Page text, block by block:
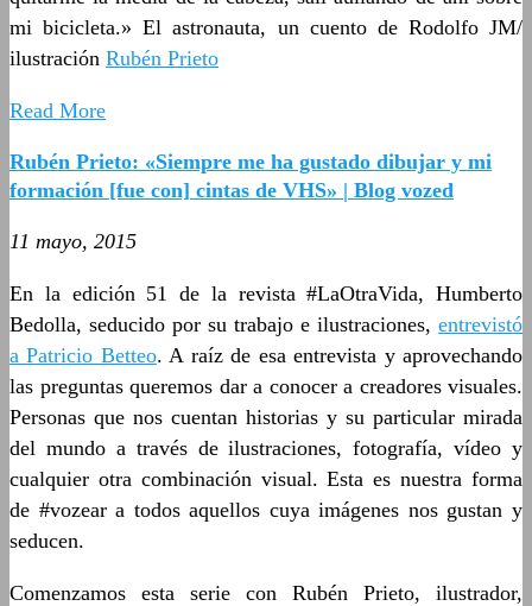
mi bicicleta.» El astronauta, un cuento de Rodolfo JM/
ilustración Rubén Prieto
Read More
Rubén Prieto: «Siempre me ha gustado dibujar y mi
formación [fue con] cintas de VHS» | Blog vozed
11 mayo, 2015
En la edición 51 de la revista #LaOtraVida, Humberto
Bedolla, seducido por su trabajo e ilustraciones, entrevistó
a Patricio Betteo. A raíz de esa entrevista y aprovechando
las preguntas queremos dar a conocer a creadores visuales.
Personas que nos cuentan historias y su particular mirada
del mundo a través de ilustraciones, fotografía, vídeo y
cualquier otra combinación visual. Esta es nuestra forma
de #vozear a todos aquellos cuya imágenes nos gustan y
seducen.
Comenzamos esta serie con Rubén Prieto, ilustrador,